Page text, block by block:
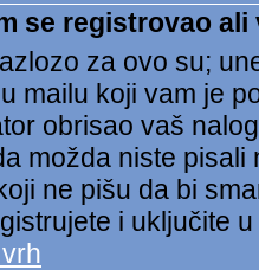
se registrovao
za ovo su;
mailu koji vam je
obrisao vaš
možda niste
ne pišu da bi
i uključite